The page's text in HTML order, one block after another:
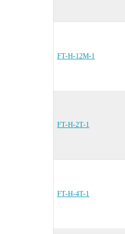
FT-H-12M-1
FT-H-2T-1
FT-H-4T-1